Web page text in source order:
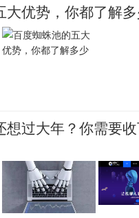
大优势，你都了解
想过大年？你需要